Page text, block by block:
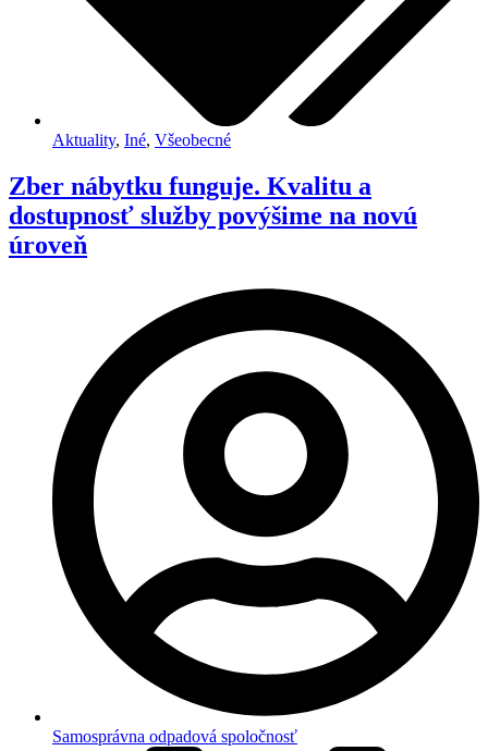
Aktuality, Iné, Všeobecné
Zber nábytku funguje. Kvalitu a
dostupnosť služby povýšime na novú
úroveň
Samosprávna odpadová spoločnosť